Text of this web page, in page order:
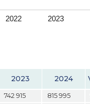
2022 2023
2023 2024
742 915 815 995